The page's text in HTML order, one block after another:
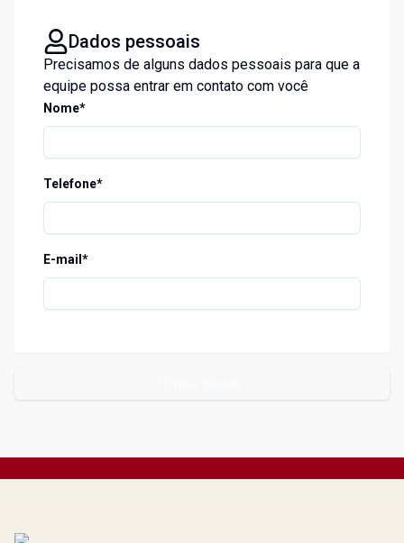
Dados pessoais
Precisamos de alguns dados pessoais para que a
equipe possa entrar em contato com você
Nome*
Telefone*
E-mail*